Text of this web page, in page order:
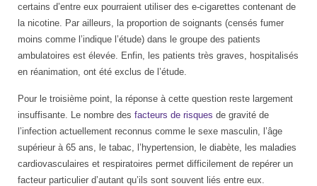
certains d’entre eux pourraient utiliser des e-cigarettes contenant de
la nicotine. Par ailleurs, la proportion de soignants (censés fumer
moins comme l’indique l’étude) dans le groupe des patients
ambulatoires est élevée. Enfin, les patients très graves, hospitalisés
en réanimation, ont été exclus de l’étude.
Pour le troisième point, la réponse à cette question reste largement
insuffisante. Le nombre des facteurs de risques de gravité de
l’infection actuellement reconnus comme le sexe masculin, l’âge
supérieur à 65 ans, le tabac, l’hypertension, le diabète, les maladies
cardiovasculaires et respiratoires permet difficilement de repérer un
facteur particulier d’autant qu’ils sont souvent liés entre eux.